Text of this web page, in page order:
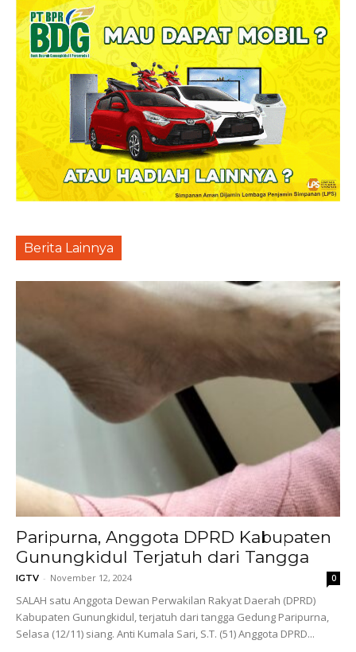
Berita Lainnya
Paripurna, Anggota DPRD Kabupaten
Gunungkidul Terjatuh dari Tangga
IGTV - November 12, 2024 0
SALAH satu Anggota Dewan Perwakilan Rakyat Daerah (DPRD)
Kabupaten Gunungkidul, terjatuh dari tangga Gedung Paripurna,
Selasa (12/11) siang. Anti Kumala Sari, S.T. (51) Anggota DPRD...